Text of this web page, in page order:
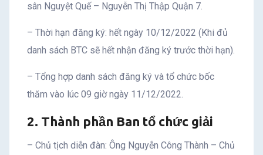
sân Nguyệt Quế – Nguyễn Thị Thập Quận 7.
– Thời hạn đăng ký: hết ngày 10/12/2022 (Khi đủ
danh sách BTC sẽ hết nhận đăng ký trước thời hạn).
– Tổng hợp danh sách đăng ký và tổ chức bốc
thăm vào lúc 09 giờ ngày 11/12/2022.
2. Thành phần Ban tổ chức giải
– Chủ tịch diễn đàn: Ông Nguyễn Công Thành – Chủ